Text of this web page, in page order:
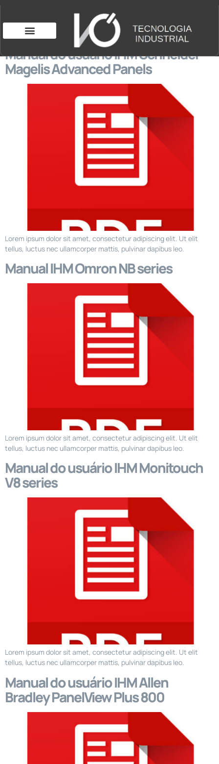
Manual do usuário IHM Schneider
Magelis Advanced Panels
Lorem ipsum dolor sit amet, consectetur adipiscing elit. Ut elit
tellus, luctus nec ullamcorper mattis, pulvinar dapibus leo.
Manual IHM Omron NB series
Lorem ipsum dolor sit amet, consectetur adipiscing elit. Ut elit
tellus, luctus nec ullamcorper mattis, pulvinar dapibus leo.
Manual do usuário IHM Monitouch
V8 series
Lorem ipsum dolor sit amet, consectetur adipiscing elit. Ut elit
tellus, luctus nec ullamcorper mattis, pulvinar dapibus leo.
Manual do usuário IHM Allen
Bradley PanelView Plus 800